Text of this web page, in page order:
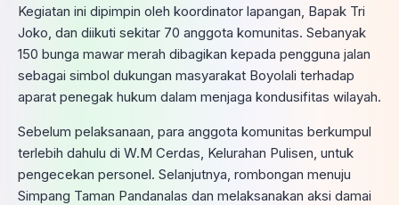
Kegiatan ini dipimpin oleh koordinator lapangan, Bapak Tri
Joko, dan diikuti sekitar 70 anggota komunitas. Sebanyak
150 bunga mawar merah dibagikan kepada pengguna jalan
sebagai simbol dukungan masyarakat Boyolali terhadap
aparat penegak hukum dalam menjaga kondusifitas wilayah.
Sebelum pelaksanaan, para anggota komunitas berkumpul
terlebih dahulu di W.M Cerdas, Kelurahan Pulisen, untuk
pengecekan personel. Selanjutnya, rombongan menuju
Simpang Taman Pandanalas dan melaksanakan aksi damai